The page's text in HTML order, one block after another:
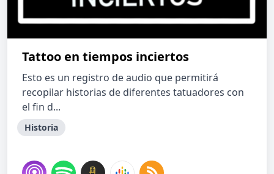
Tattoo en tiempos inciertos
Esto es un registro de audio que permitirá
recopilar historias de diferentes tatuadores con
el fin d...
Historia